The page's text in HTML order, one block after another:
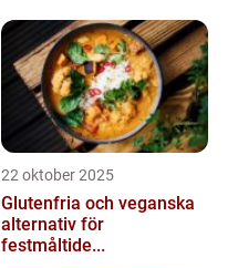
22 oktober 2025
Glutenfria och veganska
alternativ för
festmåltide...